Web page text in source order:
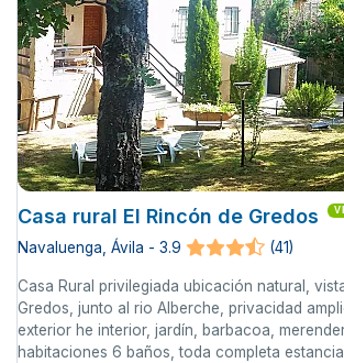
Casa rural El Rincón de Gredos
Navaluenga, Ávila - 3.9 (41)
Casa Rural privilegiada ubicación natural,
Gredos, junto al rio Alberche, privacidad
exterior he interior, jardín, barbacoa,
habitaciones 6 baños, toda completa